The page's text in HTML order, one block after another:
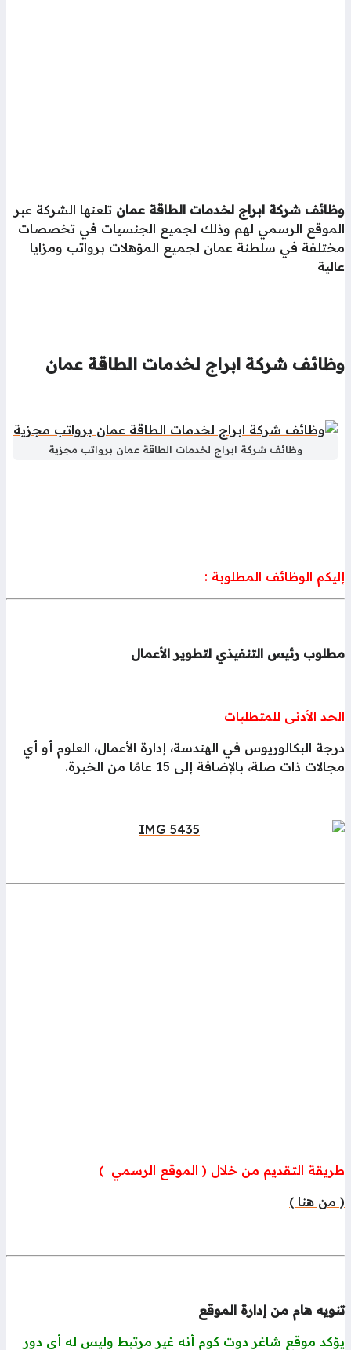
شركة ابراج لخدمات الطاقة عمانتلعنها الشركة عبر
الرسمي لهم وذلك لجميع الجنسيات في تخصصات
في سلطنة عمان لجميع المؤهلات برواتب ومزايا
شركة ابراج لخدمات الطاقة عمان
وظائف شركة ابراج لخدمات الطاقة عمان برواتب مجزية
الوظائف المطلوبة :
رئيس التنفيذي لتطوير الأعمال
الأدنى للمتطلبات
البكالوريوس في الهندسة، إدارة الأعمال، العلوم أو أي
ذات صلة، بالإضافة إلى 15 عامًا من الخبرة.
التقديم من خلال ( الموقع الرسمي )
هنا )
هام من إدارة الموقع
موقع شاغر دوت كوم أنه غير مرتبط وليس له أي دور